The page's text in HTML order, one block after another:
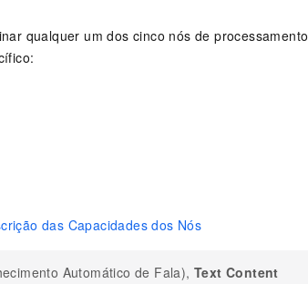
qualquer um dos cinco nós de processamento
das Capacidades dos Nós
Automático de Fala),Text Content